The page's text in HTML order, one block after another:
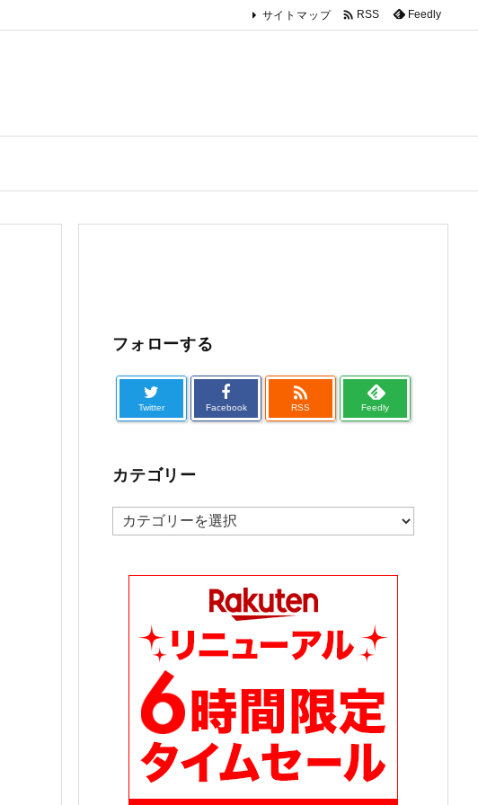
サイトマップ  RSS Feedly
フォローする
Twitter Facebook

RSS Feedly
カテゴリー
カ